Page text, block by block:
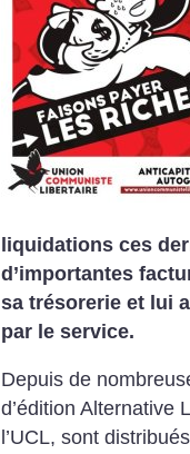
liquidations ces
d’importantes
sa trésorerie et lui
par le service.
Depuis de
d’édition Alternative
l’UCL, sont